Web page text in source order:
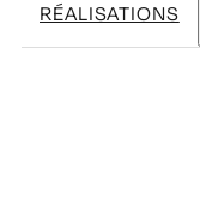
RÉALISATIONS